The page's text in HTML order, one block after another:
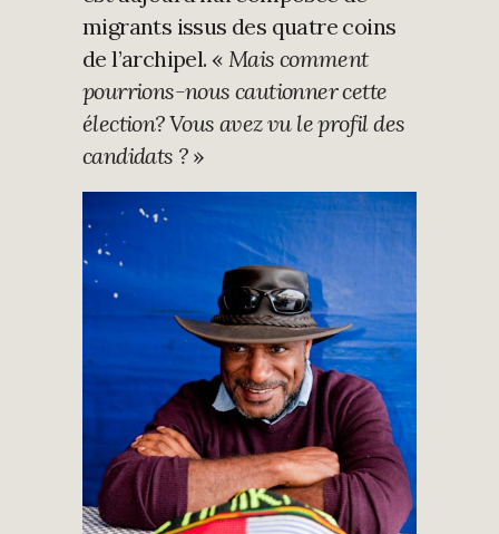
migrants issus des quatre coins
de l’archipel. « Mais comment
pourrions-nous cautionner cette
élection?Vous avez vu le profil des
candidats ? »